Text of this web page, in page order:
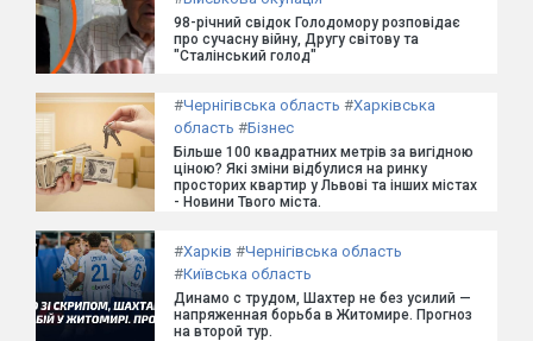
98-річний свідок Голодомору розповідає
про сучасну війну, Другу світову та
"Сталінський голод"
#Чернігівська область #Харківська
область #Бізнес
Більше 100 квадратних метрів за вигідною
ціною? Які зміни відбулися на ринку
просторих квартир у Львові та інших містах
- Новини Твого міста.
#Харків #Чернігівська область
#Київська область
Динамо с трудом, Шахтер не без усилий —
напряженная борьба в Житомире. Прогноз
на второй тур.